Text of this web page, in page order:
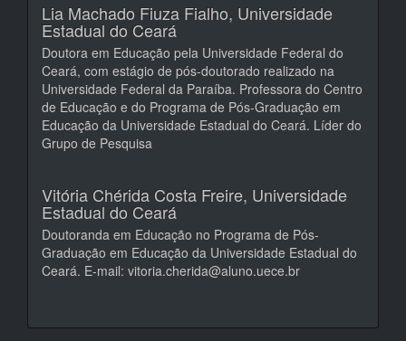
Lia Machado Fiuza Fialho, Universidade
Estadual do Ceará
Doutora em Educação pela Universidade Federal do
Ceará, com estágio de pós-doutorado realizado na
Universidade Federal da Paraíba. Professora do Centro
de Educação e do Programa de Pós-Graduação em
Educação da Universidade Estadual do Ceará. Líder do
Grupo de Pesquisa
Vitória Chérida Costa Freire, Universidade
Estadual do Ceará
Doutoranda em Educação no Programa de Pós-
Graduação em Educação da Universidade Estadual do
Ceará. E-mail: vitoria.cherida@aluno.uece.br